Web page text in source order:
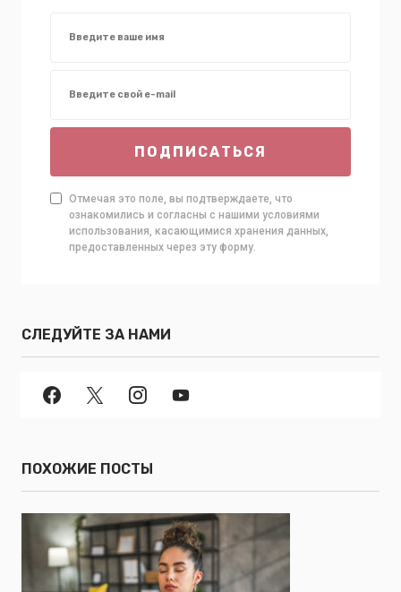
ПОДПИСАТЬСЯ
Отмечая это поле, вы подтверждаете, что
ознакомились и согласны с нашими условиями
использования, касающимися хранения данных,
предоставленных через эту форму.
СЛЕДУЙТЕ ЗА НАМИ
ПОХОЖИЕ ПОСТЫ